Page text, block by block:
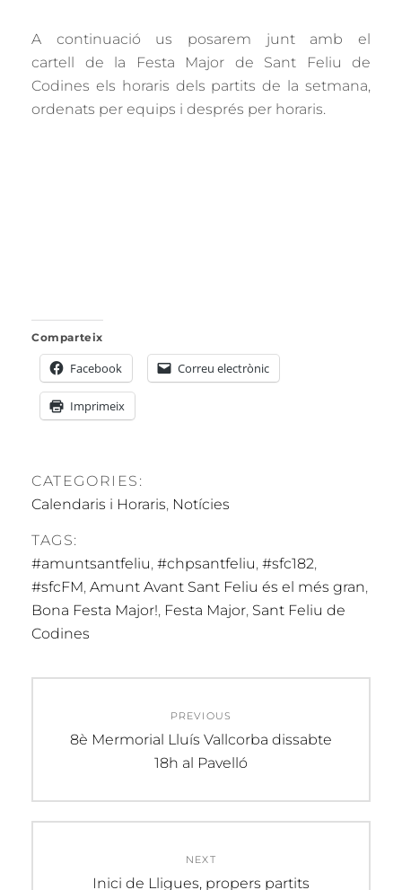
A continuació us posarem junt amb el
cartell de la Festa Major de Sant Feliu de
Codines els horaris dels partits de la setmana,
ordenats per equips i després per horaris.
Comparteix
Facebook Correu electrònic
Imprimeix
CATEGORIES:
Calendaris i Horaris, Notícies
TAGS:
#amuntsantfeliu, #chpsantfeliu, #sfc182,
#sfcFM, Amunt Avant Sant Feliu és el més gran,
Bona Festa Major!, Festa Major, Sant Feliu de
Codines
d'entrades
PREVIOUS
Previous
8è Mermorial Lluís Vallcorba dissabte
18h al Pavelló
NEXT
Next
Inici de Lligues, propers partits